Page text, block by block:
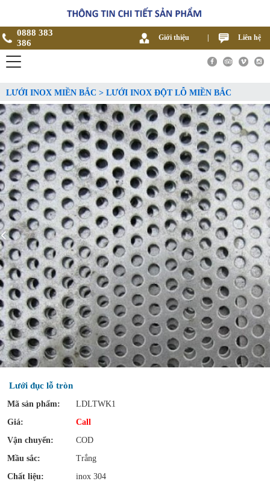
0888 383
386
Giới thiệu Liên hệ
LƯỚI INOX MIỀN BẮC > LƯỚI INOX ĐỘT LỖ MIỀN BẮC
Lưới đục lỗ tròn
Mã sản phẩm:
LDLTWK1
Giá:
Call
Vận chuyển:
COD
Mầu sắc:
Trắng
Chất liệu:
inox 304